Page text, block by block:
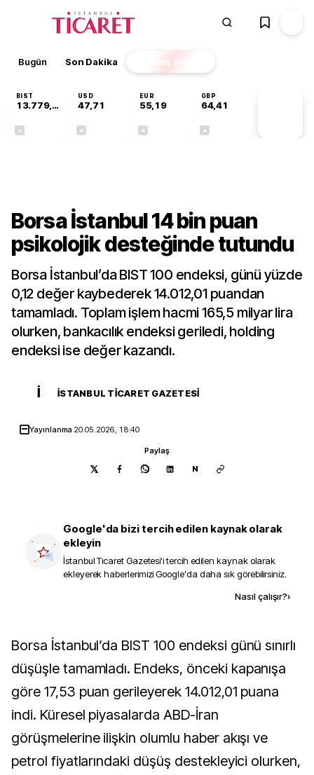
Bugün Son Dakika Finans EKSTRA
BIST
13.779,39
USD
47,71
EUR
55,19
GBP
64,41
Borsa İstanbul 14 bin puan
psikolojik desteğinde tutundu
Borsa İstanbul’da BIST 100 endeksi, günü yüzde
0,12 değer kaybederek 14.012,01 puandan
tamamladı. Toplam işlem hacmi 165,5 milyar lira
olurken, bankacılık endeksi geriledi, holding
endeksi ise değer kazandı.
İ İSTANBUL TICARET GAZETESI
Yayınlanma 20.05.2026, 18:40
Paylaş
N
Google'da bizi tercih edilen kaynak olarak
ekleyin
İstanbul Ticaret Gazetesi'i tercih edilen kaynak olarak
ekleyerek haberlerimizi Google'da daha sık görebilirsiniz.
Nasıl çalışır?›
Borsa İstanbul’da BIST 100 endeksi günü sınırlı
düşüşle tamamladı. Endeks, önceki kapanışa
göre 17,53 puan gerileyerek 14.012,01 puana
indi. Küresel piyasalarda ABD-İran
görüşmelerine ilişkin olumlu haber akışı ve
petrol fiyatlarındaki düşüş destekleyici olurken,